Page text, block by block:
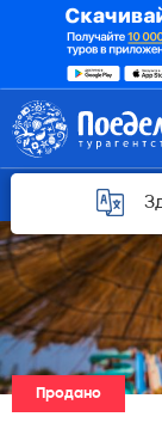
Горящие
Продано